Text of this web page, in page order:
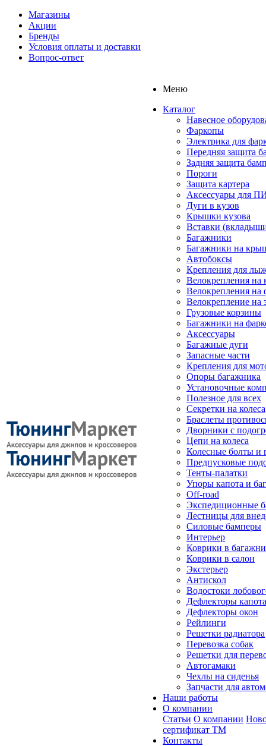
Магазины
Акции
Бренды
Условия оплаты и доставки
Вопрос-ответ
Меню
Каталог
Навесное
Фаркопы
Электрика для
Передняя защита
Задняя защита
Пороги
Защита картера
Аксессуары для
Дуги в кузов
Крышки кузова
Вставки
Багажники
Багажники на
Автобоксы
Крепления для
Велокрепления
Велокрепления на
Велокрепление на
Грузовые корзины
Багажники на
Аксессуары
Багажные дуги
Запасные части
Крепления для
Опоры багажника
Установочные
Полезное для всех
Секретки на колеса
Браслеты
Дворники с
Цепи на колеса
Колесные болты и
Предпусковые
Тенты-палатки
Упоры капота и
Off-road
Экспедиционные
Лестницы для
Силовые бамперы
Интерьер
Коврики в
Коврики в салон
Экстерьер
Антискол
Водостоки
Дефлекторы капота
Дефлекторы окон
Рейлинги
Решетки радиатора
Перевозка собак
Решетки для
Автогамаки
Чехлы на сиденья
Запчасти для
Наши работы
О компании
Статьи О компании
сертификат ТМ
Контакты